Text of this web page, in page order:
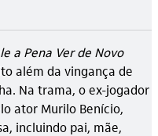
a Pena Ver de Novo
além da vingança de
Na trama, o ex-jogador
ator Murilo Benício,
incluindo pai, mãe,